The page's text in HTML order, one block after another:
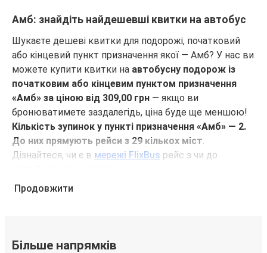
Амб: знайдіть найдешевші квитки на автобус
Шукаєте дешеві квитки для подорожі, початковий
або кінцевий пункт призначення якої — Амб? У нас ви
можете купити квитки на автобусну подорож із
початковим або кінцевим пунктом призначення
«Амб» за ціною від 309,00 грн — якщо ви
бронюватимете заздалегідь, ціна буде ще меншою!
Кількість зупинок у пункті призначення «Амб» — 2.
До них прямують рейси з 29 кількох міст
Дізнайтеся, чи є в мережі FlixBus рейс з чи до
Чому для подорожей з кінцевим або
FlixBus пропонує своїм пасажирам недорогі
Продовжити
Більше напрямків